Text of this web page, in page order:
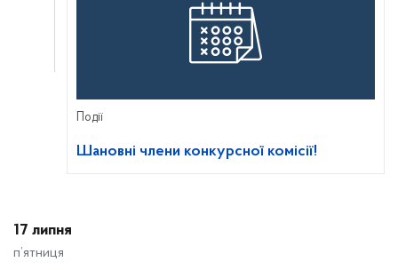
Події
Шановні члени конкурсної комісії!
17 липня
п’ятниця